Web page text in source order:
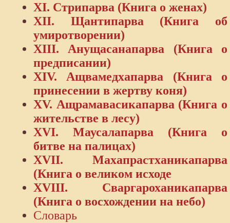
XI. Стрипарва (Книга о женах)
XII. Щантипарва (Книга об
умиротворении)
XIII. Анущасанапарва (Книга о
предписании)
XIV. Ащвамедхапарва (Книга о
принесении в жертву коня)
XV. Ащрамавасикапарва (Книга о
жительстве в лесу)
XVI. Маусалапарва (Книга о
битве на палицах)
XVII. Махапрастханикапарва
(Книга о великом исходе
XVIII. Сваргароханикапарва
(Книга о восхождении на небо)
Словарь